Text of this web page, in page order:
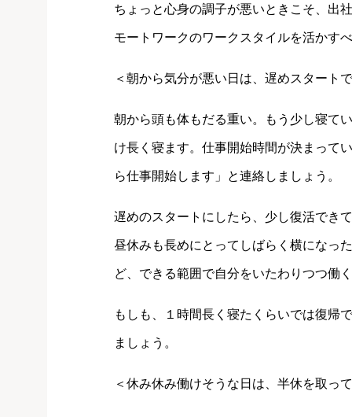
ちょっと心身の調子が悪いときこそ、出
モートワークのワークスタイルを活かす
＜朝から気分が悪い日は、遅めスタート
朝から頭も体もだる重い。もう少し寝て
け長く寝ます。仕事開始時間が決まって
ら仕事開始します」と連絡しましょう。
遅めのスタートにしたら、少し復活でき
昼休みも長めにとってしばらく横になっ
ど、できる範囲で自分をいたわりつつ働
もしも、１時間長く寝たくらいでは復帰
ましょう。
＜休み休み働けそうな日は、半休を取っ